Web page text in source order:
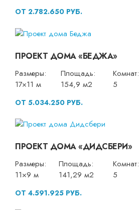
ОТ 2.782.650 РУБ.
ПРОЕКТ ДОМА «БЕДЖА»
Размеры:
17×11 м
Площадь:
154,9 м2
Комнат:
5
ОТ 5.034.250 РУБ.
ПРОЕКТ ДОМА «ДИДСБЕРИ»
Размеры:
11×9 м
Площадь:
141,29 м2
Комнат:
5
ОТ 4.591.925 РУБ.